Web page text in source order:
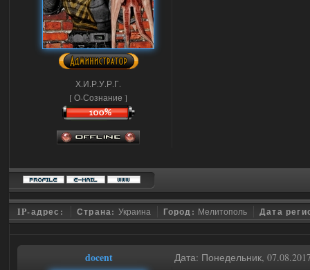
Х.И.Р.У.Р.Г.
[ О-Сознание ]
IP-адрес: Страна: Украина Город: Мелитополь Дата
docent Дата: Понедельник,